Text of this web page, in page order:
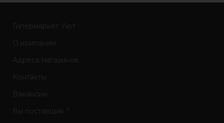
Гипермаркет Уют
О компании
Адреса магазинов
Контакты
Вакансии
Вы поставщик ?